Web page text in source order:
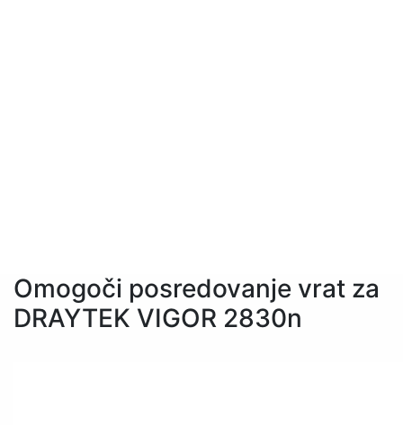
Omogoči posredovanje vrat za
DRAYTEK VIGOR 2830n